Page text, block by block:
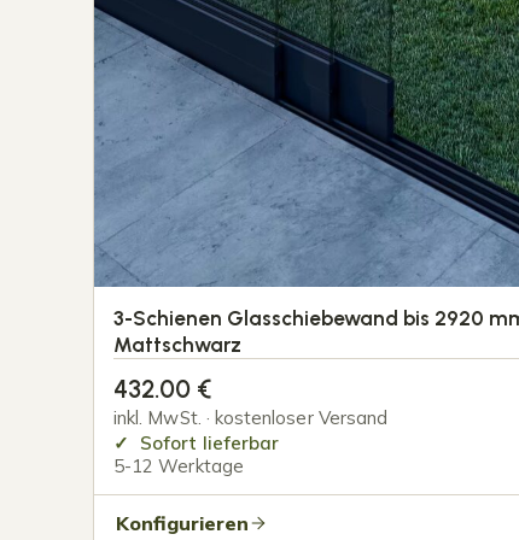
3-Schienen Glasschiebewand bis 2920
Mattschwarz
432.00 €
inkl. MwSt. · kostenloser Versand
Sofort lieferbar
5-12 Werktage
Konfigurieren